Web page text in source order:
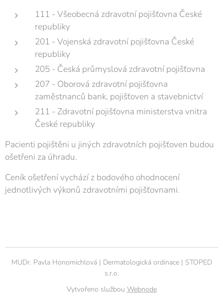
111 - Všeobecná zdravotní pojišťovna České
republiky
201 - Vojenská zdravotní pojišťovna České
republiky
205 - Česká průmyslová zdravotní pojišťovna
207 - Oborová zdravotní pojišťovna
zaměstnanců bank, pojišťoven a stavebnictví
211 - Zdravotní pojišťovna ministerstva vnitra
České republiky
Pacienti pojištěni u jiných zdravotních pojišťoven budou
ošetřeni za úhradu.
Ceník ošetření vychází z bodového ohodnocení
jednotlivých výkonů zdravotními pojišťovnami.
MUDr. Pavla Honomichlová | Dermatologická ordinace | STOPED
s.r.o.
Vytvořeno službou Webnode